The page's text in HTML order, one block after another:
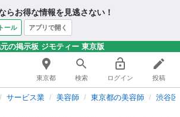
らお得な情報を見逃さない！
ール アプリで開く
の掲示板 ジモティー 東京版
東京都 検索 ログイン 投稿
サービス業 美容師 東京都の美容師 渋谷